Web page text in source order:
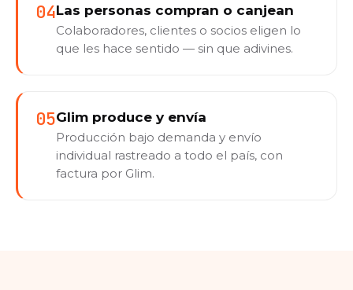
04Las personas compran o canjean
Colaboradores, clientes o socios eligen lo
que les hace sentido — sin que adivines.
05Glim produce y envía
Producción bajo demanda y envío
individual rastreado a todo el país, con
factura por Glim.